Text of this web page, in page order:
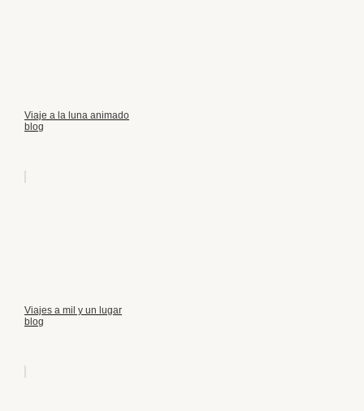
Viaje a la luna animado
blog
Viajes a mil y un lugar
blog